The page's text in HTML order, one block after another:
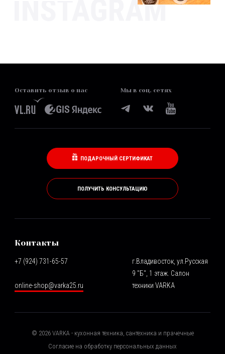
Оставить отзыв о нас Мы в соц. сетях
ПОДАРОЧНЫЙ СЕРТИФИКАТ
ПОЛУЧИТЬ КОНСУЛЬТАЦИЮ
Контакты
+7 (924) 731-65-57
online-shop@varka25.ru
г.Владивосток, ул.Русская
9 "Б", 1 этаж. Салон
техники VARKA
© 2026VARKA - кухонная техника, сантехника и прачечные
Согласие на обработку персональных данных